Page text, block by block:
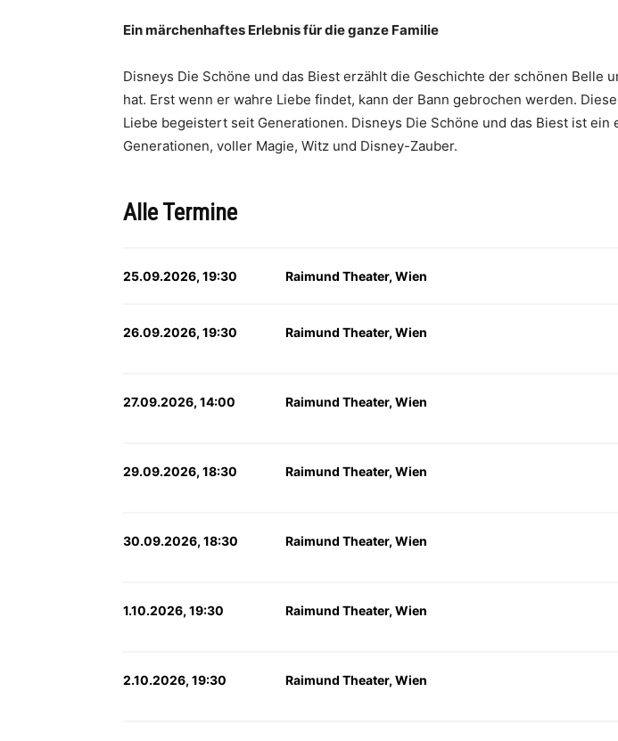
Ein märchenhaftes Erlebnis für die ganze Familie
Disneys Die Schöne und das Biest erzählt die Geschichte der schönen
hat. Erst wenn er wahre Liebe findet, kann der Bann gebrochen werden.
Liebe begeistert seit Generationen. Disneys Die Schöne und das Biest ist
Generationen, voller Magie, Witz und Disney-Zauber.
Alle Termine
25.09.2026, 19:30 Raimund Theater, Wien
26.09.2026, 19:30 Raimund Theater, Wien
27.09.2026, 14:00 Raimund Theater, Wien
29.09.2026, 18:30 Raimund Theater, Wien
30.09.2026, 18:30 Raimund Theater, Wien
1.10.2026, 19:30 Raimund Theater, Wien
2.10.2026, 19:30 Raimund Theater, Wien